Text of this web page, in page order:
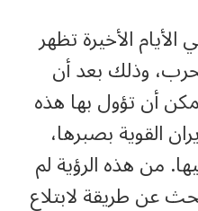
الأخيرة تظهر
وذلك بعد أن
أن تؤول بها هذه
القوية بصبرها،
من هذه الرؤية لم
عن طريقة لابتلاع